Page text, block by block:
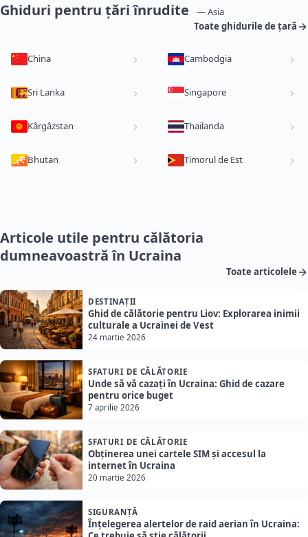
Ghiduri pentru țări înrudite
— Asia
Toate ghidurile de țară
China Cambodgia
Sri Lanka Singapore
Kârgâzstan Thailanda
Bhutan Timorul de Est
Articole utile pentru călătoria
dumneavoastră în Ucraina
Toate articolele
DESTINAȚII
Ghid de călătorie pentru Liov: Explorarea inimii
culturale a Ucrainei de Vest
24 martie 2026
SFATURI DE CĂLĂTORIE
Unde să vă cazați în Ucraina: Ghid de cazare
pentru orice buget
7 aprilie 2026
SFATURI DE CĂLĂTORIE
Obținerea unei cartele SIM și accesul la
internet în Ucraina
20 martie 2026
SIGURANȚĂ
Înțelegerea alertelor de raid aerian în Ucraina: